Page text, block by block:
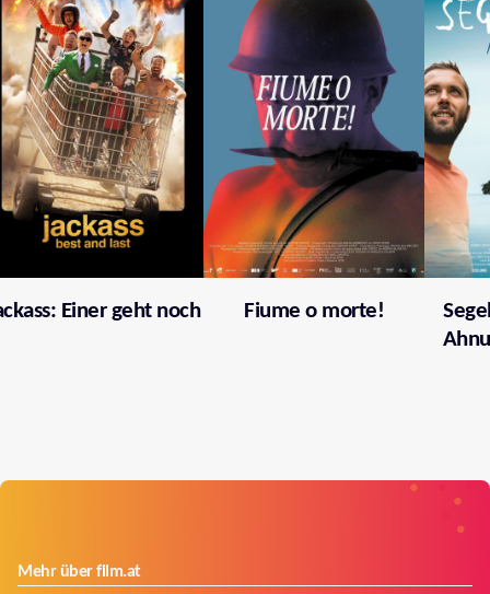
Einer geht noch Fiume o morte!
Mehr über film.at